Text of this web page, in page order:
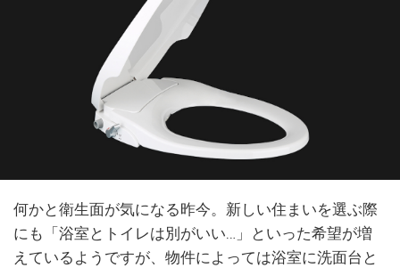
何かと衛生面が気になる昨今。新しい住まいを選ぶ際
にも「浴室とトイレは別がいい…」といった希望が増
えているようですが、物件によっては浴室に洗面台と